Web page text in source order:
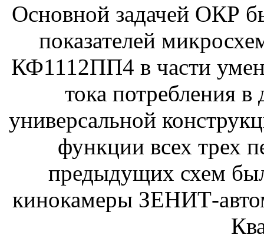
Основной задачей ОКР
показателей
КФ1112ПП4 в части
тока потребления в
универсальной
функции всех трех
предыдущих схем
кинокамеры ЗЕНИТ-